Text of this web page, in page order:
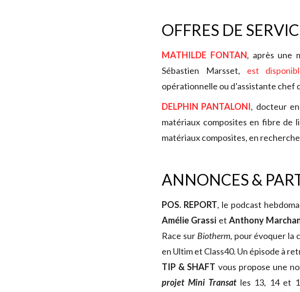
OFFRES DE
MATHILDE FONTAN, après une
Sébastien Marsset, est
opérationnelle ou d’assistante chef
DELPHIN PANTALONI, docteur
matériaux composites en fibre de
matériaux composites, en
ANNONCES &
POS. REPORT, le podcast
Amélie Grassi et Anthony
Race sur Biotherm, pour évoquer la
en Ultim et Class40. Un épisode à
TIP & SHAFT vous propose une
projet Mini Transatles 13, 14 et